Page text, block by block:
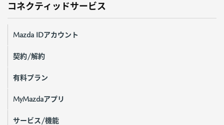
コネクティッドサービス
Mazda IDアカウント
契約/解約
有料プラン
MyMazdaアプリ
サービス/機能